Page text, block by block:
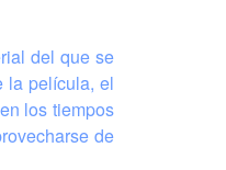
del que se
la película, el
los tiempos
de